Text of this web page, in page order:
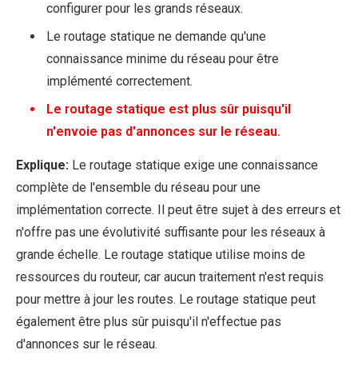
configurer pour les grands réseaux.
Le routage statique ne demande qu'une
connaissance minime du réseau pour être
implémenté correctement.
Le routage statique est plus sûr puisqu'il
n'envoie pas d'annonces sur le réseau.
Explique: Le routage statique exige une connaissance
complète de l'ensemble du réseau pour une
implémentation correcte. Il peut être sujet à des erreurs et
n'offre pas une évolutivité suffisante pour les réseaux à
grande échelle. Le routage statique utilise moins de
ressources du routeur, car aucun traitement n'est requis
pour mettre à jour les routes. Le routage statique peut
également être plus sûr puisqu'il n'effectue pas
d'annonces sur le réseau.